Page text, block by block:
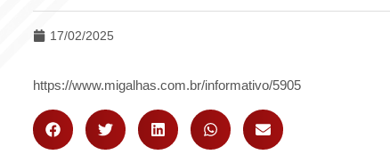
17/02/2025
https://www.migalhas.com.br/informativo/5905